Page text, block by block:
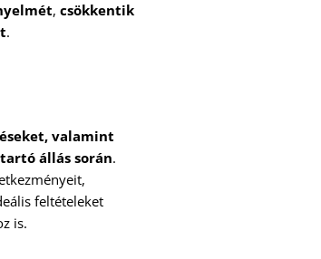
, csökkentik
.
valamint
állás során.
feltételeket
is.